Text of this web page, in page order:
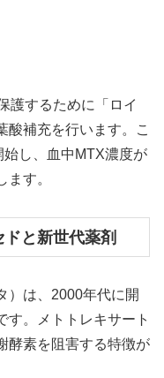
護するために「ロイ
酸補充を行います。こ
し、血中MTX濃度が
す。
と新世代薬剤
）は、2000年代に開
す。メトトレキサート
酵素を阻害する特徴が